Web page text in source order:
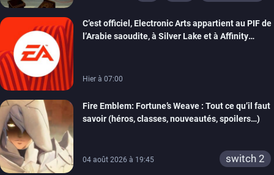
C’est officiel, Electronic Arts appartient au PIF de
l’Arabie saoudite, à Silver Lake et à Affinity
Hier à 07:00
Fire Emblem: Fortune’s Weave : Tout ce qu’il faut
savoir (héros, classes, nouveautés, spoilers…)
04 août 2026 à 19:45 switch 2